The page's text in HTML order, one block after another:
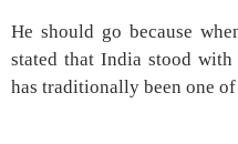
He should go because
stated that India stood
has traditionally been one